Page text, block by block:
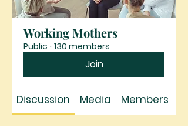
Working Mothers
Public · 130 members
Join
Discussion Media Members